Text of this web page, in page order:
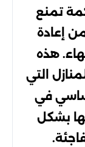
تمنع
إعادة
هذه
التي
في
بشكل